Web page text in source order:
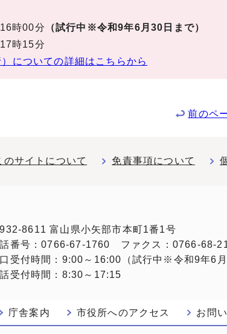
時00分
（試行中※令和9年6月30日まで）
時15分
についての詳細はこちらから
前のペ
のサイトについて 免責事項について
8611 富山県小矢部市本町1番1号
番号：0766-67-1760 ファクス：0766-68-
受付時間：9:00～16:00（試行中※令和9年6月
受付時間：8:30～17:15
庁舎案内 市役所へのアクセス お問